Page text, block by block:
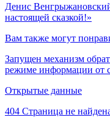
Денис
настоящей сказкой!»
Вам также могут
Запущен механизм
режиме информации от
Открытые данные
404 Страница не